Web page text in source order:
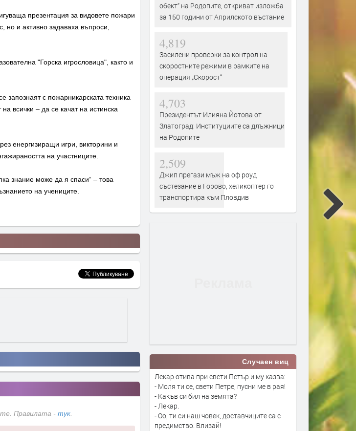
презентация за видовете пожари
но и активно задаваха въпроси,
"Горска игрословица", както и
запознаят с пожарникарската техника
всички – да се качат на истинска
енергизиращи игри, викторини и
на участниците.
знание може да я спаси“ – това
на учениците.
Правилата - тук.
обект“ на Родопите, откриват изложба
за 150 години от Априлското въстание
4,819
Засилени проверки за контрол на
скоростните режими в рамките на
операция „Скорост“
4,703
Президентът Илияна Йотова от
Златоград: Институциите са длъжници
на Родопите
2,509
Джип прегази мъж на оф роуд
състезание в Горово, хеликоптер го
транспортира към Пловдив
Случаен виц
Лекар отива при свети Петър и му казва:
- Моля ти се, свети Петре, пусни ме в рая!
- Какъв си бил на земята?
- Лекар.
- Оо, ти си наш човек, доставчиците са с
предимство. Влизай!